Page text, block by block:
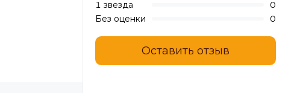
1 звезда
0
Без оценки
0
Оставить отзыв